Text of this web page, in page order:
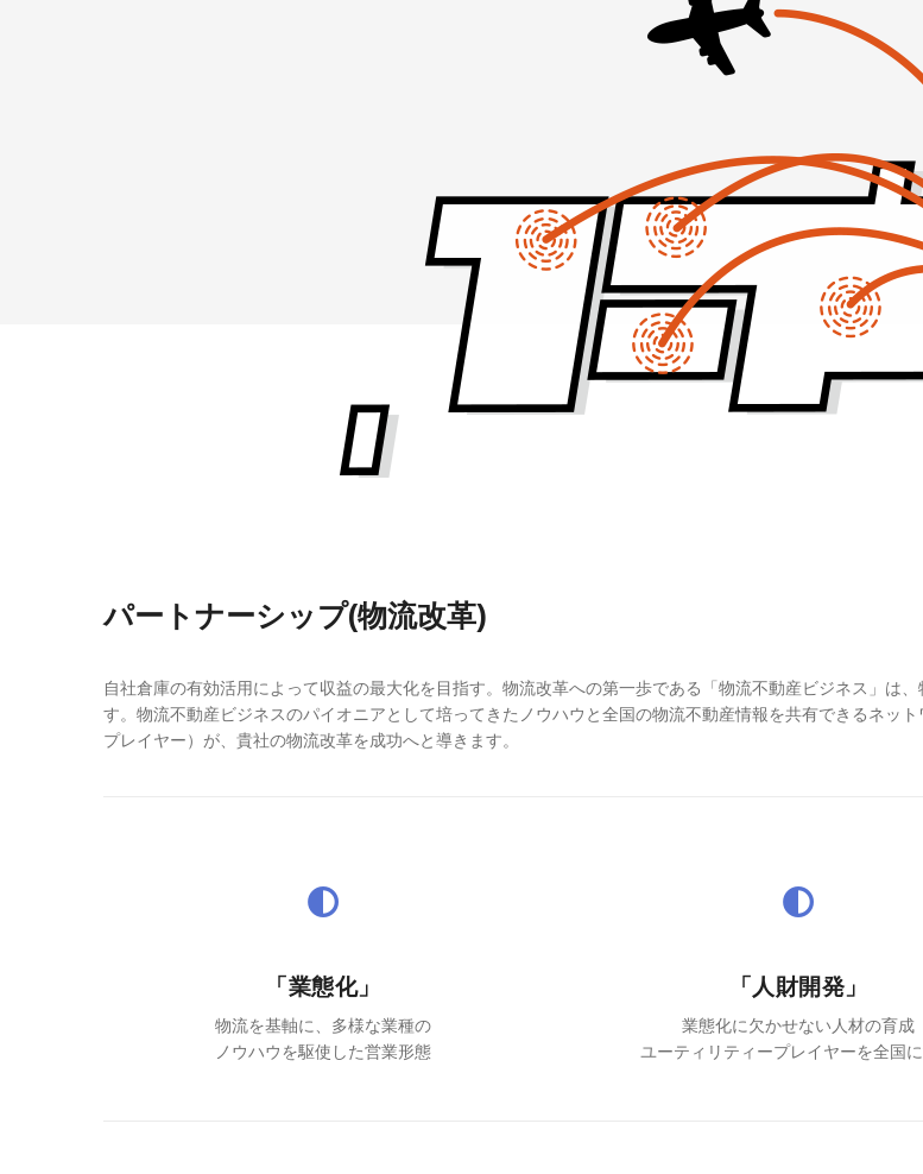
パートナーシップ(物流改革)
自社倉庫の有効活用によって収益の最大化を目指す。物流改革への第一歩である「物流不動産ビジネス」は
す。物流不動産ビジネスのパイオニアとして培ってきたノウハウと全国の物流不動産情報を共有できるネッ
プレイヤー）が、貴社の物流改革を成功へと導きます。
「業態化」
物流を基軸に、多様な業種の
ノウハウを駆使した営業形態
「人財開発」
業態化に欠かせない人材の育成
ユーティリティープレイヤーを全国